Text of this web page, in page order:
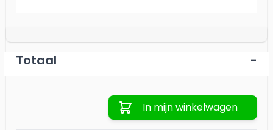
Totaal -
Aantal
In mijn winkelwagen